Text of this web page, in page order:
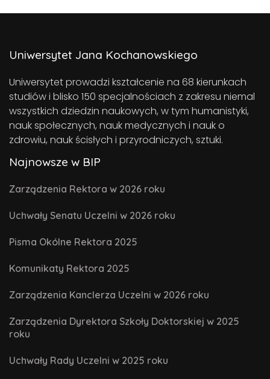
Uniwersytet Jana Kochanowskiego
Uniwersytet prowadzi kształcenie na 68 kierunkach
studiów i blisko 150 specjalnościach z zakresu niemal
wszystkich dziedzin naukowych, w tym humanistyki,
nauk społecznych, nauk medycznych i nauk o
zdrowiu, nauk ścisłych i przyrodniczych, sztuki.
Najnowsze w BIP
Zarządzenia Rektora w 2026 roku
Uchwały Senatu Uczelni w 2026 roku
Pisma Okólne Rektora 2025
Komunikaty Rektora 2025
Zarządzenia Kanclerza Uczelni w 2026 roku
Zarządzenia Dyrektora Szkoły Doktorskiej w 2025
roku
Uchwały Rady Uczelni w 2025 roku